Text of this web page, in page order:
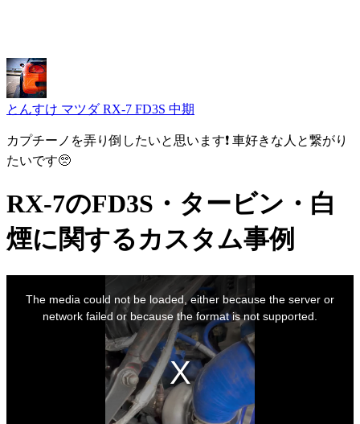
とんすけ マツダ RX-7 FD3S 中期
カプチーノを弄り倒したいと思います❗ 車好きな人と繋がり
たいです🥺
RX-7のFD3S・タービン・白
煙に関するカスタム事例
The media could not be loaded, either because the server or
network failed or because the format is not supported.